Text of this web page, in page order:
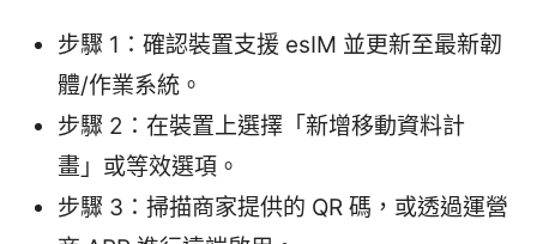
步驟 1：確認裝置支援 esIM 並更新至最新韌
體/作業系統。
步驟 2：在裝置上選擇「新增移動資料計
畫」或等效選項。
步驟 3：掃描商家提供的 QR 碼，或透過運營